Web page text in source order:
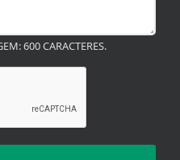
600 CARACTERES.